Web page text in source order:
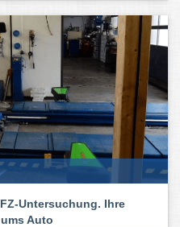
Untersuchung. Ihre
Auto